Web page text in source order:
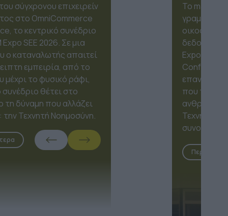
Το marketing δεν είναι πια μια
γραμμική διαδικασία, αλλά ένα
οικοσύστημα από χιλιάδες
δεδομένα. Στο πλαίσιο της ECDM
Expo 2026, το OmniMarketing
Conference έρχεται να
επαναπροσδιορίσει τον τρόπο
που τα brands συνδέονται με τους
ανθρώπους, τοποθετώντας την
Τεχνητή Νοημοσύνη στη θέση του
συνοδηγού.
Περισσότερα